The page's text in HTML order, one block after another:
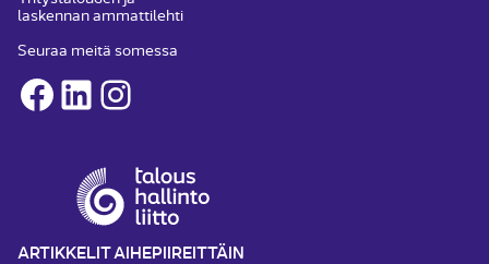
laskennan ammattilehti
Seuraa meitä somessa
Facebook
LinkedInInstagram
ARTIKKELIT AIHEPIIREITTÄIN